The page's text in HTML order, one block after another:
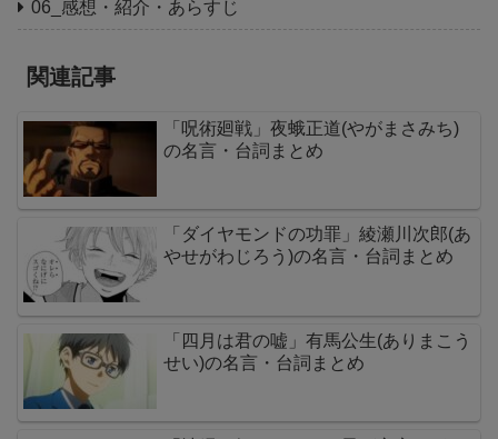
06_感想・紹介・あらすじ
関連記事
「呪術廻戦」夜蛾正道(やがまさみち)
の名言・台詞まとめ
「ダイヤモンドの功罪」綾瀬川次郎(あ
やせがわじろう)の名言・台詞まとめ
「四月は君の嘘」有馬公生(ありまこう
せい)の名言・台詞まとめ